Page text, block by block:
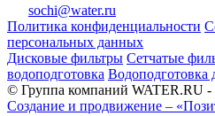
sochi@water.ru
Политика конфиденциальности
персональных данных
Дисковые фильтры Сетчатые
водоподготовка Водоподготовка
© Группа компаний WATER.RU
Создание и продвижение –